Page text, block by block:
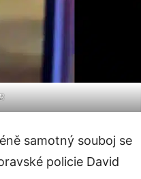
samotný souboj se
policie David